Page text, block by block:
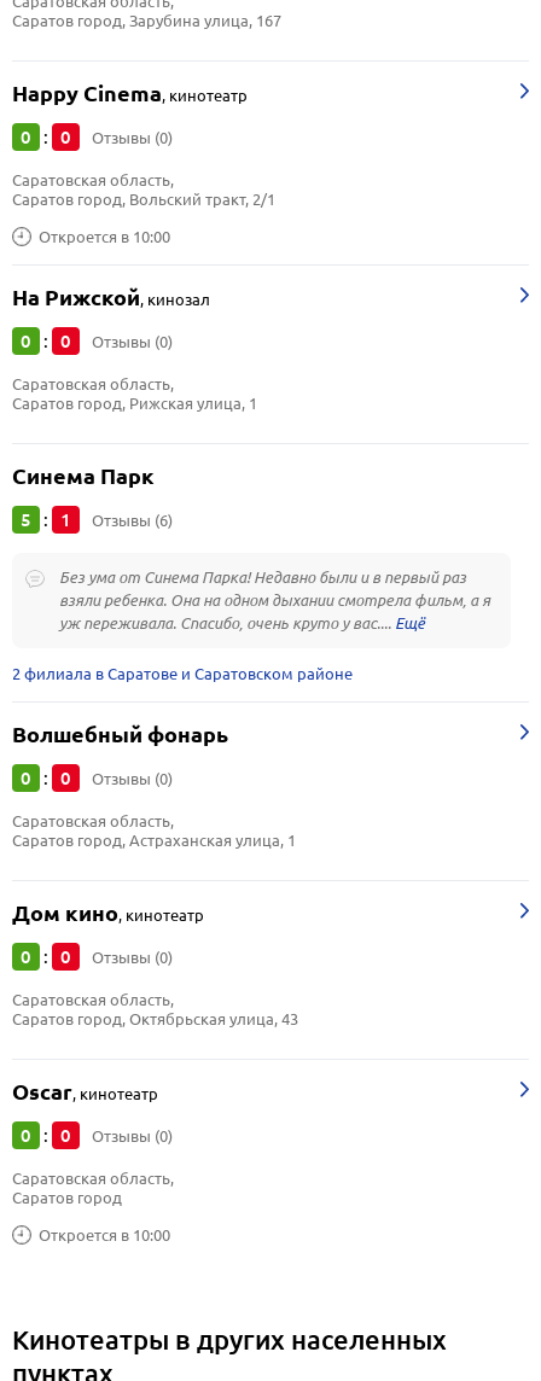
Саратов город, Зарубина улица, 167
Happy Cinema, кинотеатр
0 : 0 Отзывы (0)
Откроется в 10:00
Саратовская область,
Саратов город, Вольский тракт, 2/1
На Рижской, кинозал
0 : 0 Отзывы (0)
Саратовская область,
Саратов город, Рижская улица, 1
Синема Парк
5 : 1 Отзывы (6)
Без ума от Синема Парка! Недавно были и в первый раз
взяли ребенка. Она на одном дыхании смотрела фильм, а я
уж переживала. Спасибо, очень круто у вас....
2 филиала в Саратове и Саратовском районе
Волшебный фонарь
0 : 0 Отзывы (0)
Саратовская область,
Саратов город, Астраханская улица, 1
Дом кино, кинотеатр
0 : 0 Отзывы (0)
Саратовская область,
Саратов город, Октябрьская улица, 43
Oscar, кинотеатр
0 : 0 Отзывы (0)
Откроется в 10:00
Саратовская область,
Саратов город
Кинотеатры в других населенных
пунктах